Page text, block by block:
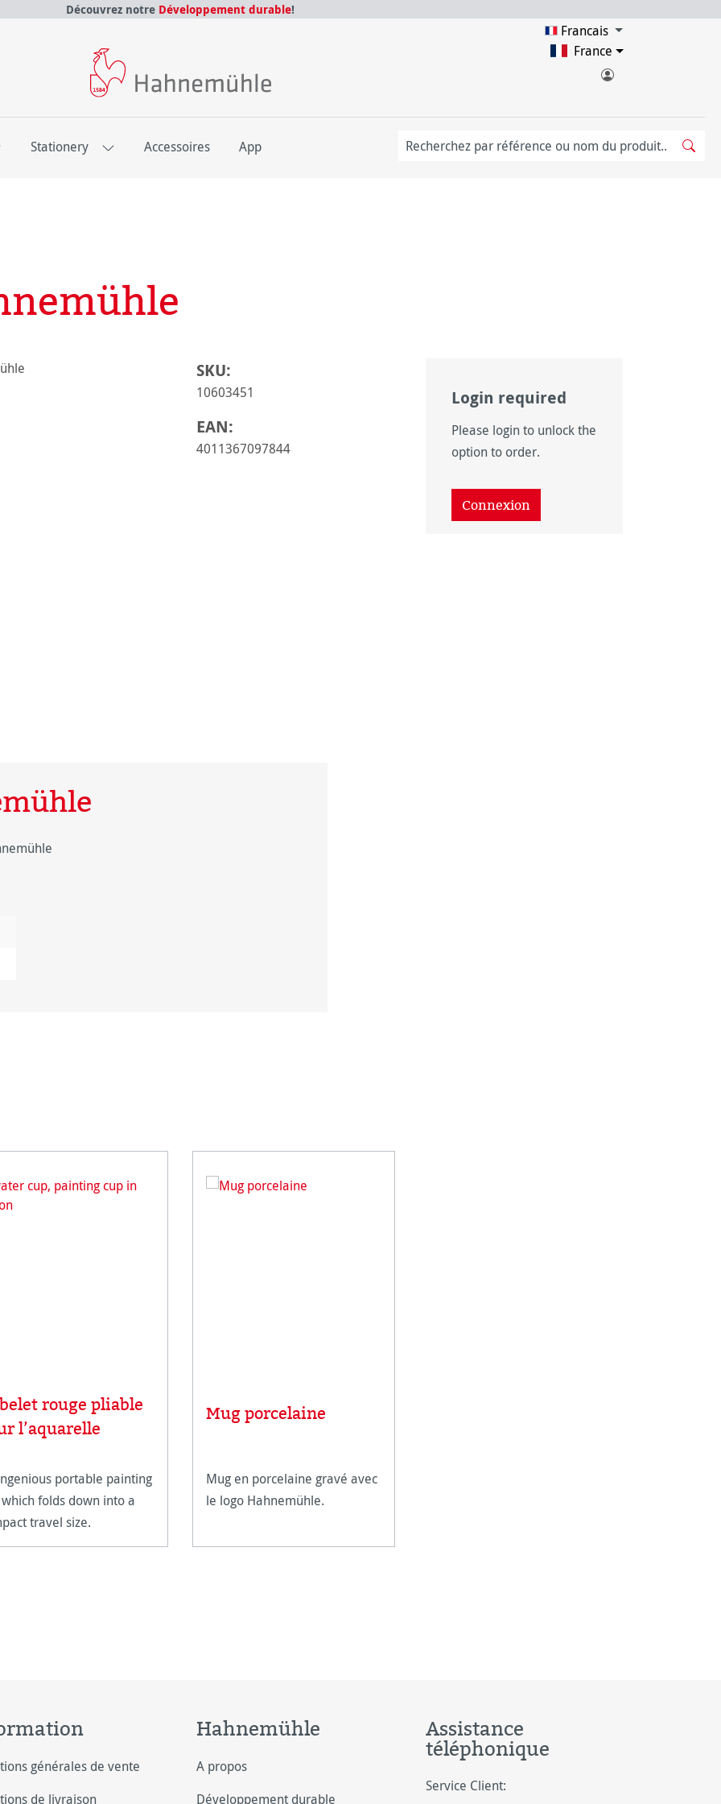
Découvrez notre Développement durable!
Francais
France
Stationery Accessoires App
SKU:
10603451
EAN:
4011367097844
Login required
Please login to unlock the
option to order.
Connexion
rouge pliable
l’aquarelle
portable painting
folds down into a
travel size.
Mug porcelaine
Mug en porcelaine gravé avec
le logo Hahnemühle.
générales de vente
de livraison
Hahnemühle
A propos
Développement durable
Assistance
téléphonique
Service Client: